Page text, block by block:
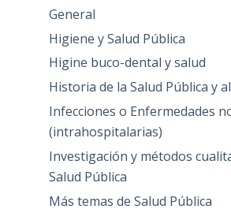
General
Higiene y Salud Pública
Higine buco-dental y salud
Historia de la Salud Pública y
Infecciones o Enfermedades
(intrahospitalarias)
Investigación y métodos
Salud Pública
Más temas de Salud Pública